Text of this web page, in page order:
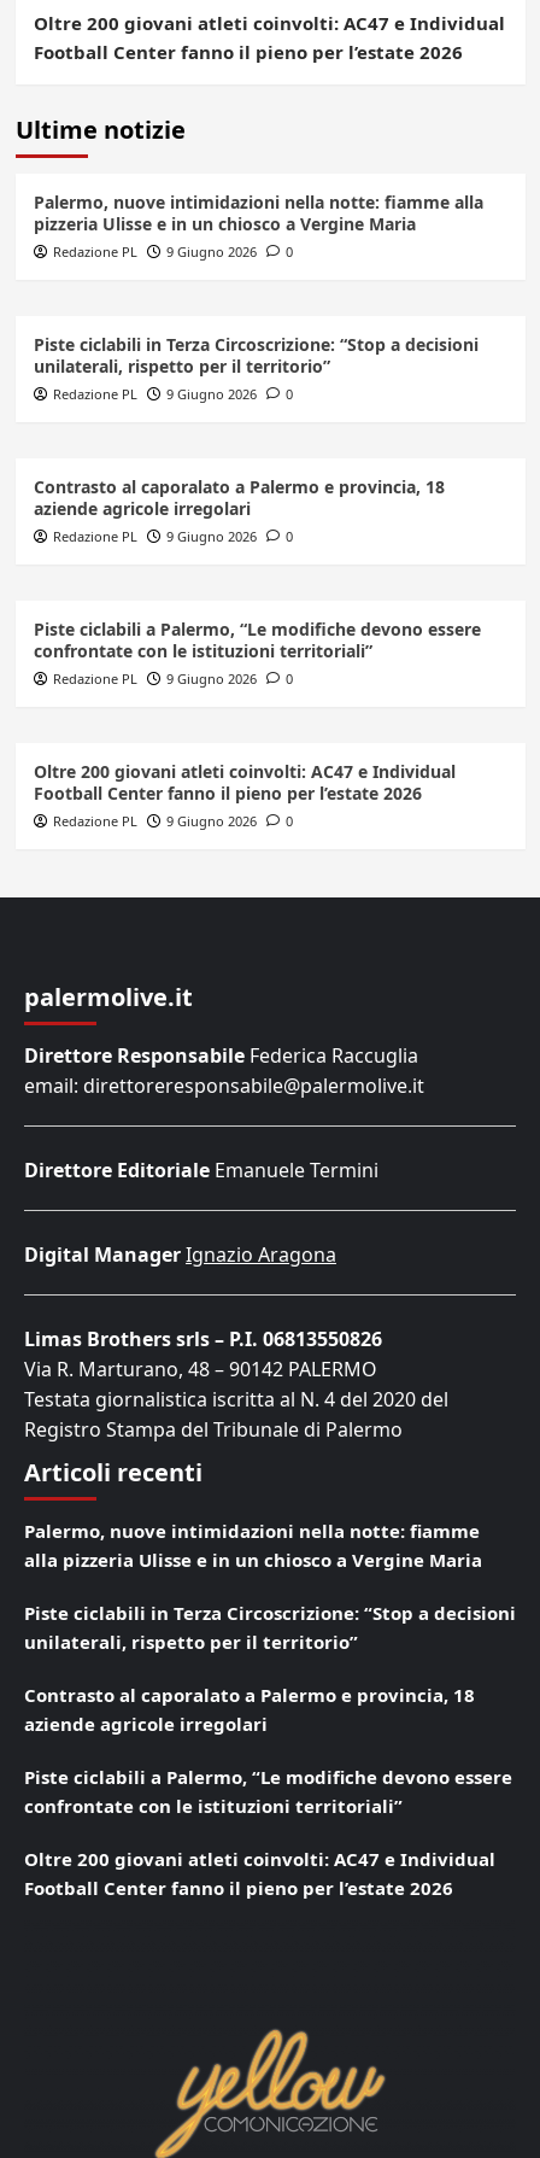
Oltre 200 giovani atleti coinvolti: AC47 e Individual
Football Center fanno il pieno per l’estate 2026
Ultime notizie
Palermo, nuove intimidazioni nella notte: fiamme alla
pizzeria Ulisse e in un chiosco a Vergine Maria
Redazione PL 9 Giugno 2026 0
Piste ciclabili in Terza Circoscrizione: “Stop a decisioni
unilaterali, rispetto per il territorio”
Redazione PL 9 Giugno 2026 0
Contrasto al caporalato a Palermo e provincia, 18
aziende agricole irregolari
Redazione PL 9 Giugno 2026 0
Piste ciclabili a Palermo, “Le modifiche devono essere
confrontate con le istituzioni territoriali”
Redazione PL 9 Giugno 2026 0
Oltre 200 giovani atleti coinvolti: AC47 e Individual
Football Center fanno il pieno per l’estate 2026
Redazione PL 9 Giugno 2026 0
palermolive.it
Direttore Responsabile Federica Raccuglia
email: direttoreresponsabile@palermolive.it
Direttore Editoriale Emanuele Termini
Digital ManagerIgnazio Aragona
Limas Brothers srls – P.I. 06813550826
Via R. Marturano, 48 – 90142 PALERMO
Testata giornalistica iscritta al N. 4 del 2020 del
Registro Stampa del Tribunale di Palermo
Articoli recenti
Palermo, nuove intimidazioni nella notte: fiamme
alla pizzeria Ulisse e in un chiosco a Vergine Maria
Piste ciclabili in Terza Circoscrizione: “Stop a decisioni
unilaterali, rispetto per il territorio”
Contrasto al caporalato a Palermo e provincia, 18
aziende agricole irregolari
Piste ciclabili a Palermo, “Le modifiche devono essere
confrontate con le istituzioni territoriali”
Oltre 200 giovani atleti coinvolti: AC47 e Individual
Football Center fanno il pieno per l’estate 2026